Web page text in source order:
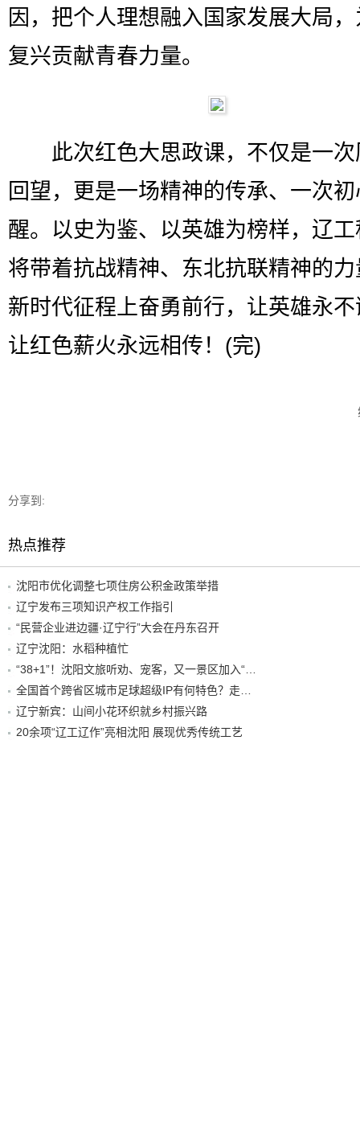
因，把个人理想融入国家发展大局
复兴贡献青春力量。
此次红色大思政课，不仅是一次
回望，更是一场精神的传承、一次
醒。以史为鉴、以英雄为榜样，辽
将带着抗战精神、东北抗联精神的
新时代征程上奋勇前行，让英雄永
让红色薪火永远相传！(完)
分享到:
热点推荐
沈阳市优化调整七项住房公积金政策举措
辽宁发布三项知识产权工作指引
“民营企业进边疆·辽宁行”大会在丹东召开
辽宁沈阳：水稻种植忙
辽宁新宾：山间小花环织就乡村振兴路
20余项“辽工辽作”亮相沈阳 展现优秀传统工艺